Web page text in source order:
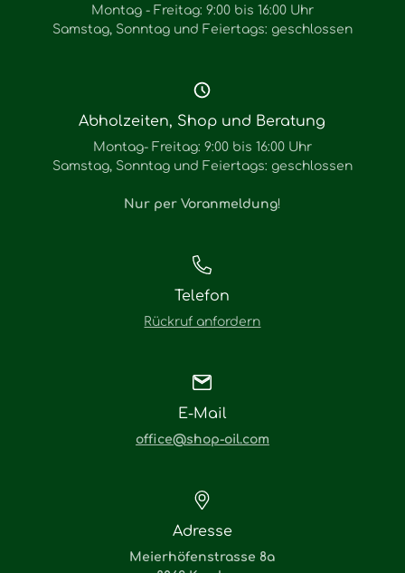
Montag - Freitag: 9:00 bis 16:00 Uhr
Samstag, Sonntag und Feiertags: geschlossen
Abholzeiten, Shop und Beratung
Montag- Freitag: 9:00 bis 16:00 Uhr
Samstag, Sonntag und Feiertags: geschlossen
Nur per Voranmeldung!
Telefon
Rückruf anfordern
E-Mail
office@shop-oil.com
Adresse
Meierhöfenstrasse 8a